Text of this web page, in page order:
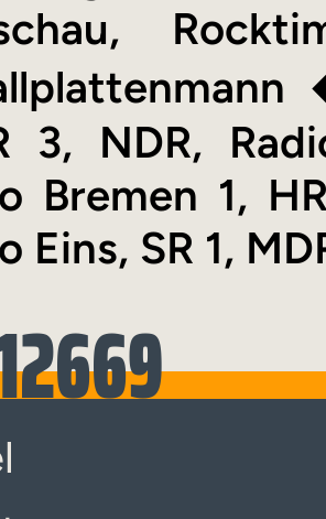
3, NDR,
Bremen 1,
Eins, SR 1,